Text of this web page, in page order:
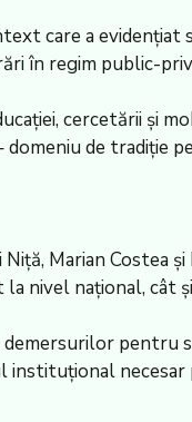
care a evidențiat
în regim public-
cercetării și
de tradiție
Marian
la nivel național, cât
pentru
instituțional